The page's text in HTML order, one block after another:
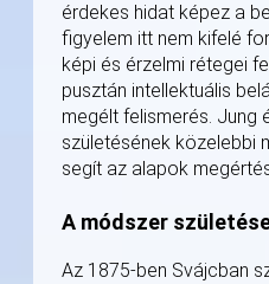
érdekes hidat képez a
figyelem itt nem kifelé
képi és érzelmi rétegei
pusztán intellektuális
megélt felismerés. Jung
születésének közelebbi
segít az alapok
A módszer
Az 1875-ben Svájcban